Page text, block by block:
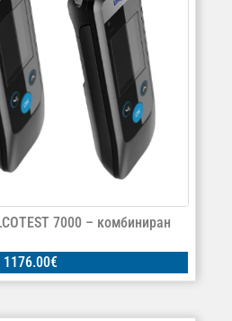
7000 – комбиниран
1176.00€